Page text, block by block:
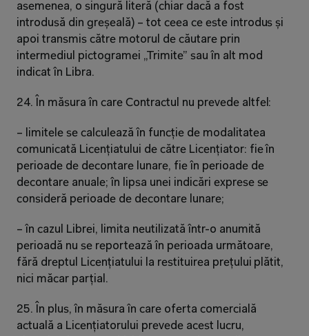
asemenea, o singură literă (chiar dacă a fost
introdusă din greșeală) – tot ceea ce este introdus și
apoi transmis către motorul de căutare prin
intermediul pictogramei „Trimite” sau în alt mod
indicat în Libra.
24. În măsura în care Contractul nu prevede altfel:
– limitele se calculează în funcție de modalitatea
comunicată Licențiatului de către Licențiator: fie în
perioade de decontare lunare, fie în perioade de
decontare anuale; în lipsa unei indicări exprese se
consideră perioade de decontare lunare;
– în cazul Librei, limita neutilizată într-o anumită
perioadă nu se reportează în perioada următoare,
fără dreptul Licențiatului la restituirea prețului plătit,
nici măcar parțial.
25. În plus, în măsura în care oferta comercială
actuală a Licențiatorului prevede acest lucru,